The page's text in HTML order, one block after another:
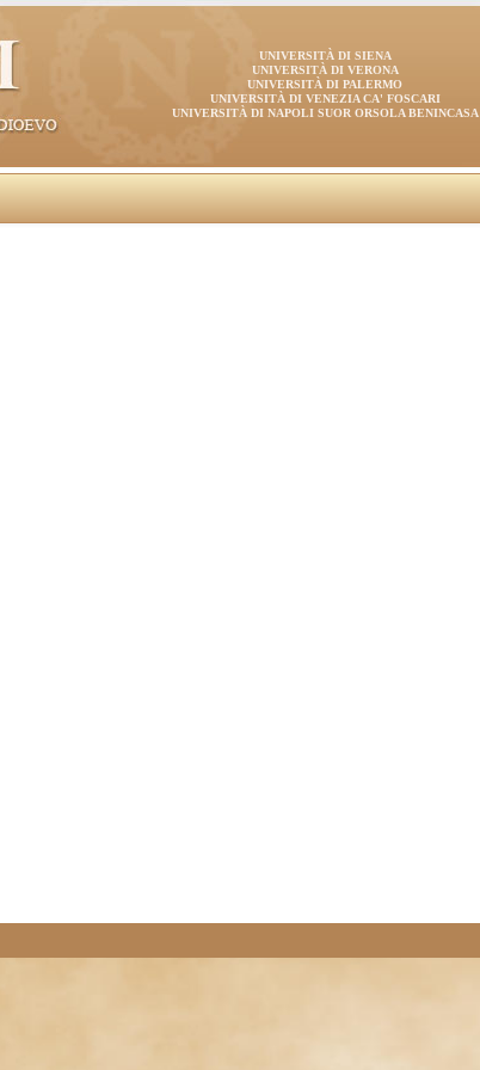
UNIVERSITÀ DI SIENA
UNIVERSITÀ DI VERONA
UNIVERSITÀ DI PALERMO
UNIVERSITÀ DI VENEZIA CA' FOSCARI
UNIVERSITÀ DI NAPOLI SUOR ORSOLA BENINCASA